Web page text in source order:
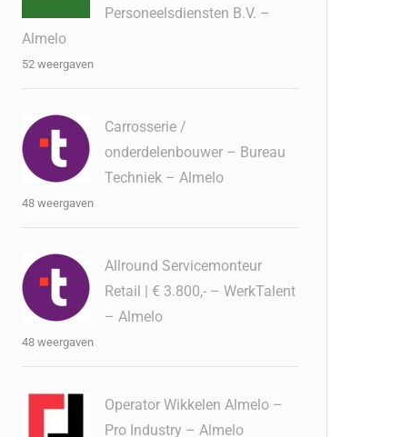
Personeelsdiensten B.V. –
Almelo
52 weergaven
Carrosserie /
onderdelenbouwer – Bureau
Techniek – Almelo
48 weergaven
Allround Servicemonteur
Retail | € 3.800,- – WerkTalent
– Almelo
48 weergaven
Operator Wikkelen Almelo –
Pro Industry – Almelo